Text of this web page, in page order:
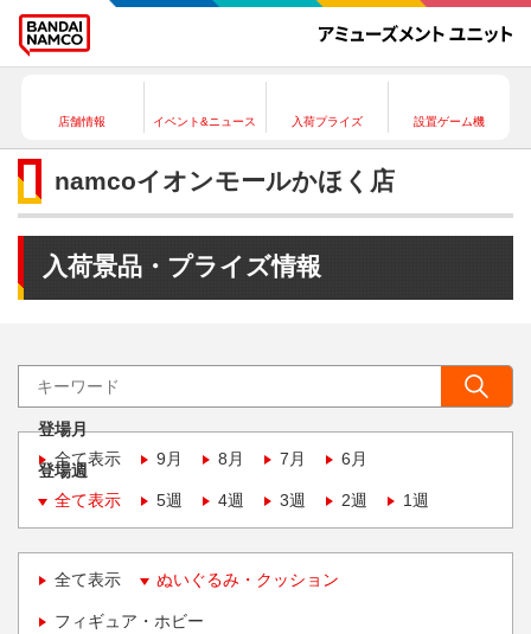
店舗情報 イベント&ニュース 入荷プライズ 設置ゲーム機
namcoイオンモールかほく店
入荷景品・プライズ情報
登場月
全て表示
9月 8月 7月 6月
登場週
全て表示
5週 4週 3週 2週 1週
全て表示 ぬいぐるみ・クッション
フィギュア・ホビー